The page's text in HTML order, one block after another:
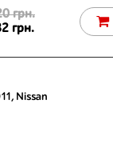
грн.
грн.
, Nissan